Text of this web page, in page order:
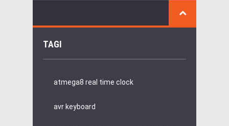
TAGI
atmega8 real time clock
avr keyboard